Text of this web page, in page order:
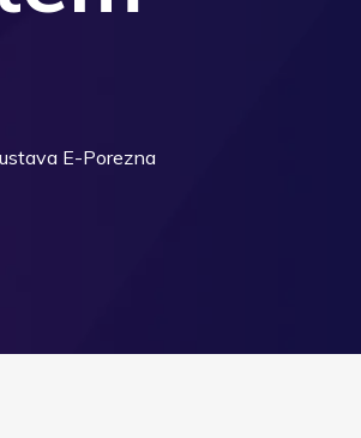
E-Porezna